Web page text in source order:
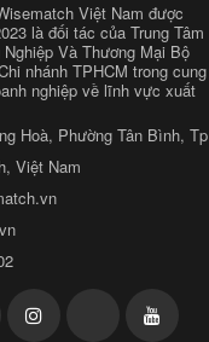
Việt Nam được
là đối tác của Trung Tâm
Và Thương Mại Bộ
nhánh TPHCM trong cung
nghiệp về lĩnh vực xuất
Hoà, Phường Tân Bình, Tp
Việt Nam